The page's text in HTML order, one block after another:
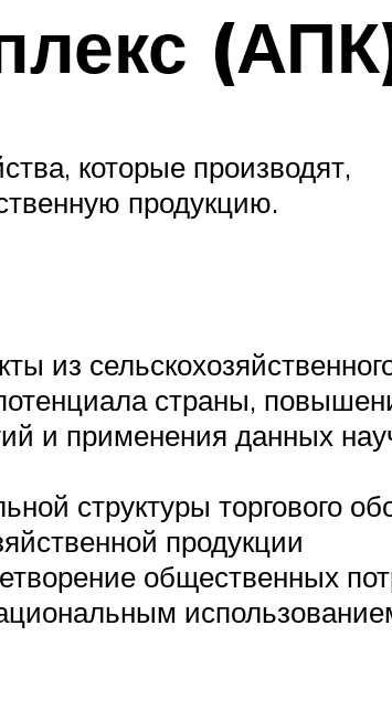
которые производят,
продукцию.
из
страны,
и применения данных
структуры торгового
продукции
общественных